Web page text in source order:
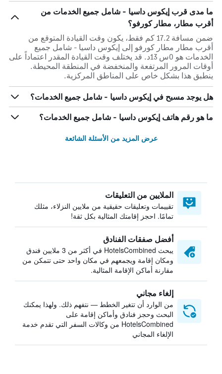
ما مدى قرب إيكوس داسيا - شامل جميع الخدمات من
أقرب مطار، مطار كورفو؟
ضمن مسافة 17.2 كم فقط، يكون وقت القيادة المتوقع من
أقرب مطار مطار كورفو إلى إيكوس داسيا - شامل جميع
الخدمات هو 0س 13د. قد يختلف وقت القيادة المقدر اعتماداً على
أوقات المرور المرتفعة والمنخفضة في المنطقة المحيطة.
ينطبق هذا بشكل خاص على المناطق المركزية.
هل يوجد مسبح في إيكوس داسيا - شامل جميع الخدمات؟
ما هو رقم هاتف إيكوس داسيا - شامل جميع الخدمات؟
عرض المزيد من الأسئلة الشائعة
الملايين من التعليقات
تقييمات وتعليقات حقيقية من ملايين النزلاء، مثلك
تمامًا. احجز إقامتك المثالية بكل ثقة!
أفضل صفقات الفنادق
يبحث HotelsCombined في أكثر من 3 ملايين فندق
ومكان إقامة ويجمعهم في مكان واحد حتى تتمكن من
مقارنة أماكن الإقامة المثالية.
إلغاء مجاني
من الوارد أن تتغير الخطط — نتفهم ذلك. ولهذا يمكنك
البحث وحجز فنادق وأماكن إقامة على
HotelsCombined من وكالات السفر التي تقدم خدمة
الإلغاء المجاني